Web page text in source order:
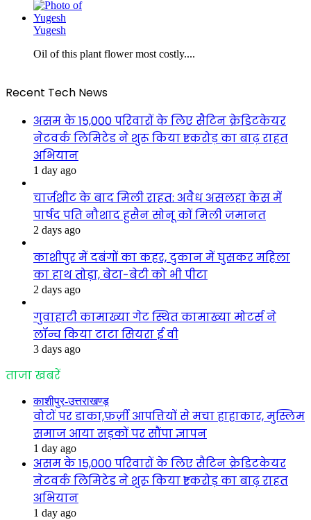
Yugesh
Oil of this plant flower most costly....
Recent Tech News
असम के 15,000 परिवारों के लिए सैटिन क्रेडिटकेयर
नेटवर्क लिमिटेड ने शुरू किया ₹1 करोड़ का बाढ़ राहत
अभियान
1 day ago
चार्जशीट के बाद मिली राहत: अवैध असलहा केस में
पार्षद पति नौशाद हुसैन सोनू कों मिली जमानत
2 days ago
काशीपुर में दबंगों का कहर, दुकान में घुसकर महिला
का हाथ तोड़ा, बेटा-बेटी को भी पीटा
2 days ago
गुवाहाटी कामाख्या गेट स्थित कामाख्या मोटर्स ने
लॉन्च किया टाटा सियरा ई वी
3 days ago
ताजा खबरें
काशीपुर-उत्तराखण्ड़
वोटों पर डाका,फ़र्ज़ी आपत्तियों से मचा हाहाकार, मुस्लिम
समाज आया सड़कों पर सौंपा ज्ञापन
1 day ago
असम के 15,000 परिवारों के लिए सैटिन क्रेडिटकेयर
नेटवर्क लिमिटेड ने शुरू किया ₹1 करोड़ का बाढ़ राहत
अभियान
1 day ago